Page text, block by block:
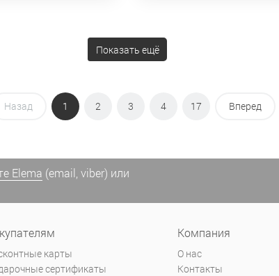
Показать ещё
Назад 1 2 3 4 17 Вперед
Elema (email, viber) или
карты
сертификаты
Компания
О нас
Контакты